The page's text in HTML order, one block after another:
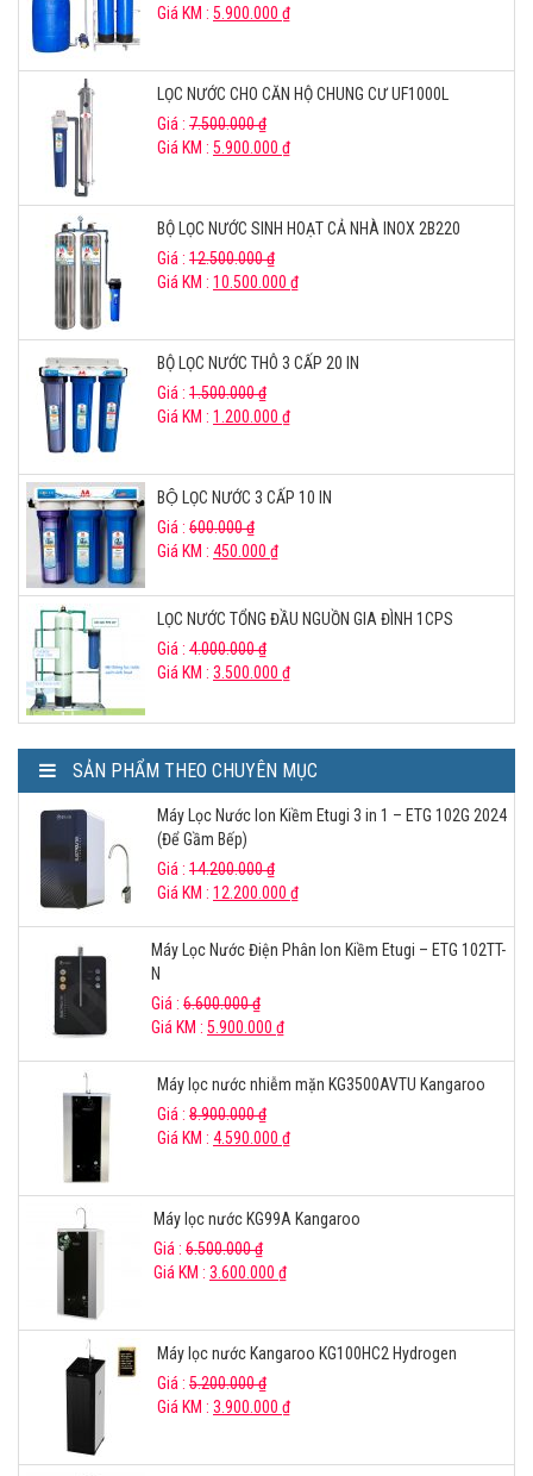
Giá KM : 5.900.000 ₫
LỌC NƯỚC CHO CĂN HỘ CHUNG CƯ UF1000L
Giá : 7.500.000₫
Giá KM : 5.900.000 ₫
BỘ LỌC NƯỚC SINH HOẠT CẢ NHÀ INOX 2B220
Giá : 12.500.000₫
Giá KM : 10.500.000 ₫
BỘ LỌC NƯỚC THÔ 3 CẤP 20 IN
Giá : 1.500.000₫
Giá KM : 1.200.000 ₫
BỘ LỌC NƯỚC 3 CẤP 10 IN
Giá : 600.000₫
Giá KM : 450.000 ₫
LỌC NƯỚC TỔNG ĐẦU NGUỒN GIA ĐÌNH 1CPS
Giá : 4.000.000₫
Giá KM : 3.500.000 ₫
SẢN PHẨM THEO CHUYÊN MỤC
Máy Lọc Nước Ion Kiềm Etugi 3 in 1 – ETG 102G 2024
(Để Gầm Bếp)
Giá : 14.200.000₫
Giá KM : 12.200.000 ₫
Máy Lọc Nước Điện Phân Ion Kiềm Etugi – ETG 102TT-
N
Giá : 6.600.000₫
Giá KM : 5.900.000 ₫
Máy lọc nước nhiễm mặn KG3500AVTU Kangaroo
Giá : 8.900.000₫
Giá KM : 4.590.000 ₫
Máy lọc nước KG99A Kangaroo
Giá : 6.500.000₫
Giá KM : 3.600.000 ₫
Máy lọc nước Kangaroo KG100HC2 Hydrogen
Giá : 5.200.000₫
Giá KM : 3.900.000 ₫